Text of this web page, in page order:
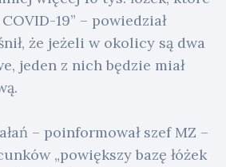
19” – powiedział
że jeżeli w okolicy są dwa
jeden z nich będzie miał
– poinformował szef MZ –
„powiększy bazę łóżek